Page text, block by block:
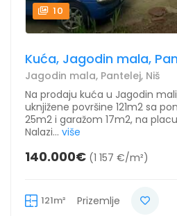
10
Kuća, Jagodin mala,
Jagodin mala, Pantelej, Niš
Na prodaju kuća u Jagodin
uknjižene površine 121m2 sa
25m2 i garažom 17m2, na
Nalazi... više
140.000€ (1 157 €/m²)
121m² Prizemlje